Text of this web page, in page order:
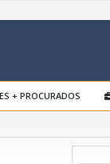
+ PROCURADOS